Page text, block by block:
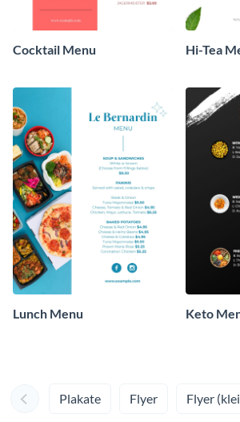
Cocktail Menu Hi-Tea
Lunch Menu Keto
Plakate Flyer Flyer